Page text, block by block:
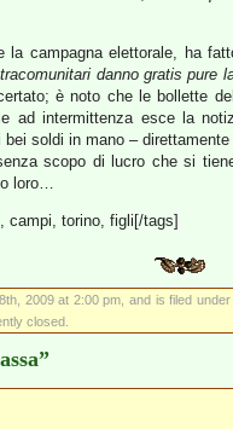
la campagna elettorale, ha
danno gratis pure
è noto che le bollette
ad intermittenza esce la
soldi in mano –
scopo di lucro che si
loro…
campi, torino, figli[/tags]
2009 at 2:00 pm, and is filed
closed.